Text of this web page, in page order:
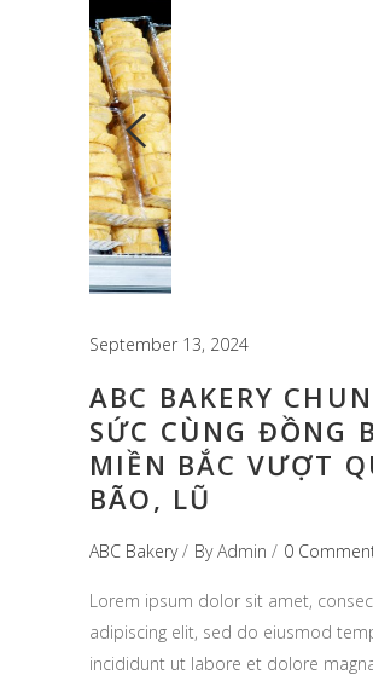
September 13, 2024
ABC BAKERY
SỨC CÙNG ĐỒNG
MIỀN BẮC VƯỢT
BÃO, LŨ
ABC Bakery ByAdmin 0
Lorem ipsum dolor sit amet,
adipiscing elit, sed do eiusmod
incididunt ut labore et dolore